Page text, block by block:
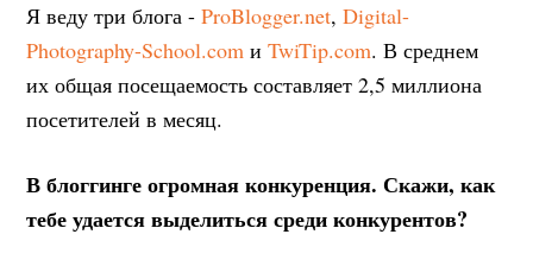
Я веду три блога -ProBlogger.net,Digital-
Photography-School.com иTwiTip.com. В среднем
их общая посещаемость составляет 2,5 миллиона
посетителей в месяц.
В блоггинге огромная конкуренция. Скажи, как
тебе удается выделиться среди конкурентов?